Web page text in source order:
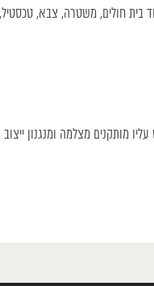
בית חולים, משטרה, צבא,
מותקנים מצלמה ומנגנון